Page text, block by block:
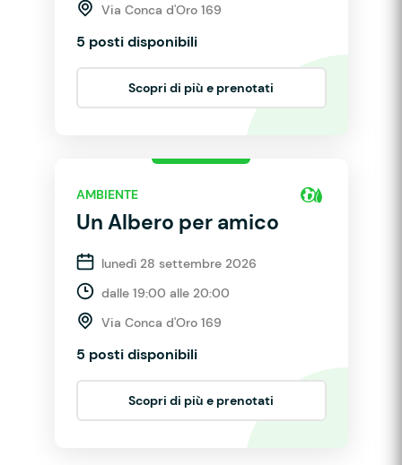
Via Conca d'Oro 169
5 posti disponibili
Scopri di più e prenotati
AMBIENTE
Un Albero per amico
lunedì 28 settembre 2026
dalle 19:00 alle 20:00
Via Conca d'Oro 169
5 posti disponibili
Scopri di più e prenotati